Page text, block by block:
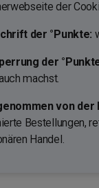
der
der °Punkte:
der
machst.
von der
Bestellungen,
Handel.